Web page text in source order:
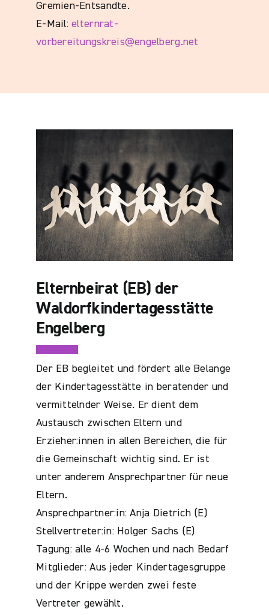
Gremien-Entsandte.
E-Mail:elternrat-
vorbereitungskreis@engelberg.net
Elternbeirat (EB) der
Waldorfkindertagesstätte
Engelberg
Der EB begleitet und fördert alle Belange
der Kindertagesstätte in beratender und
vermittelnder Weise. Er dient dem
Austausch zwischen Eltern und
Erzieher:innen in allen Bereichen, die für
die Gemeinschaft wichtig sind. Er ist
unter anderem Ansprechpartner für neue
Eltern.
Ansprechpartner:in: Anja Dietrich (E)
Stellvertreter:in: Holger Sachs (E)
Tagung: alle 4-6 Wochen und nach Bedarf
Mitglieder: Aus jeder Kindertagesgruppe
und der Krippe werden zwei feste
Vertreter gewählt.